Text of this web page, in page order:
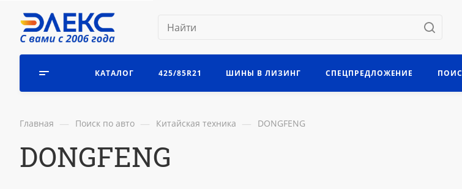
КАТАЛОГ 425/85R21 ШИНЫ В ЛИЗИНГ СПЕЦПРЕДЛОЖЕНИЕ
Главная — Поиск по авто — Китайская техника — DONGFENG
DONGFENG